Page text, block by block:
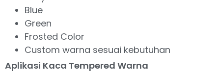
Blue
Green
Frosted Color
Custom warna sesuai kebutuhan
Aplikasi Kaca Tempered Warna